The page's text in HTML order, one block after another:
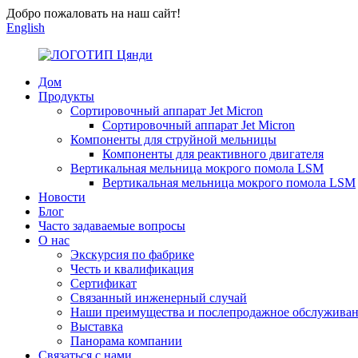
Добро пожаловать на наш сайт!
English
Дом
Продукты
Сортировочный аппарат Jet Micron
Сортировочный аппарат Jet Micron
Компоненты для струйной мельницы
Компоненты для реактивного двигателя
Вертикальная мельница мокрого помола LSM
Вертикальная мельница мокрого помола LSM
Новости
Блог
Часто задаваемые вопросы
О нас
Экскурсия по фабрике
Честь и квалификация
Сертификат
Связанный инженерный случай
Наши преимущества и послепродажное
Выставка
Панорама компании
Связаться с нами